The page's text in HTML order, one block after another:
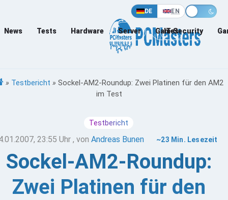
DE EN
News Tests Hardware Server Games
IT-Security
» Testbericht » Sockel-AM2-Roundup: Zwei Platinen für den AM2
im Test
Testbericht
23:55 Uhr , vonAndreas Bunen ~23 Min. Lesezeit
Sockel-AM2-Roundup:
Zwei Platinen für den